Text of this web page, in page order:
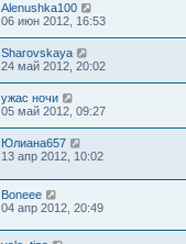
Alenushka100
06 июн 2012, 16:53
Sharovskaya
24 май 2012, 20:02
ужас ночи
05 май 2012, 09:27
Юлиана657
13 апр 2012, 10:02
Boneee
04 апр 2012, 20:49